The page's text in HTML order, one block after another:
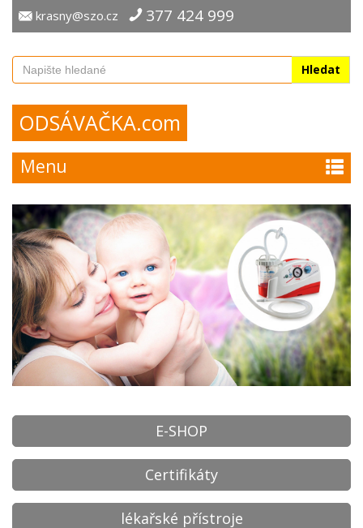
krasny@szo.cz 377 424 999
Hledat
ODSÁVAČKA.com
Menu
E-SHOP
Certifikáty
lékařské přístroje